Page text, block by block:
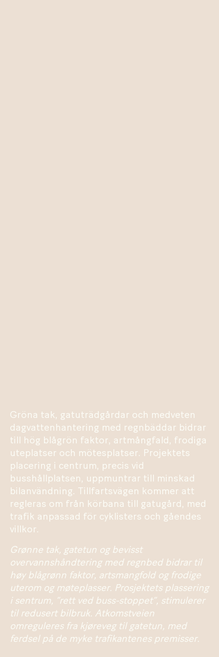
Gröna tak, gatuträdgårdar och medveten
dagvattenhantering med regnbäddar bidrar
till hög blågrön faktor, artmångfald, frodiga
uteplatser och mötesplatser. Projektets
placering i centrum, precis vid
busshållplatsen, uppmuntrar till minskad
bilanvändning. Tillfartsvägen kommer att
regleras om från körbana till gatugård, med
trafik anpassad för cyklisters och gåendes
villkor.
Grønne tak, gatetun og bevisst
overvannshåndtering med regnbed bidrar til
høy blågrønn faktor, artsmangfold og frodige
uterom og møteplasser. Prosjektets plassering
i sentrum, “rett ved buss-stoppet”, stimulerer
til redusert bilbruk. Atkomstveien
omreguleres fra kjøreveg til gatetun, med
ferdsel på de myke trafikantenes premisser.